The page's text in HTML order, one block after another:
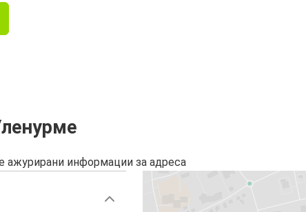
ажурирани информации за адреса